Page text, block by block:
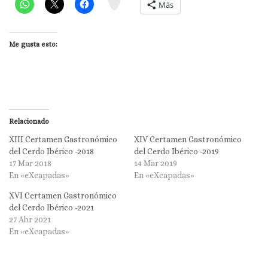
Más
Me gusta esto:
Relacionado
XIII Certamen Gastronómico
del Cerdo Ibérico -2018
17 Mar 2018
En «eXcapadas»
XIV Certamen Gastronómico
del Cerdo Ibérico -2019
14 Mar 2019
En «eXcapadas»
XVI Certamen Gastronómico
del Cerdo Ibérico -2021
27 Abr 2021
En «eXcapadas»